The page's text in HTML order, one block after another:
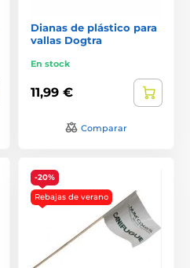
Dianas de plástico para
vallas Dogtra
En stock
11,99 €
Comparar
-20%
Rebajas de verano